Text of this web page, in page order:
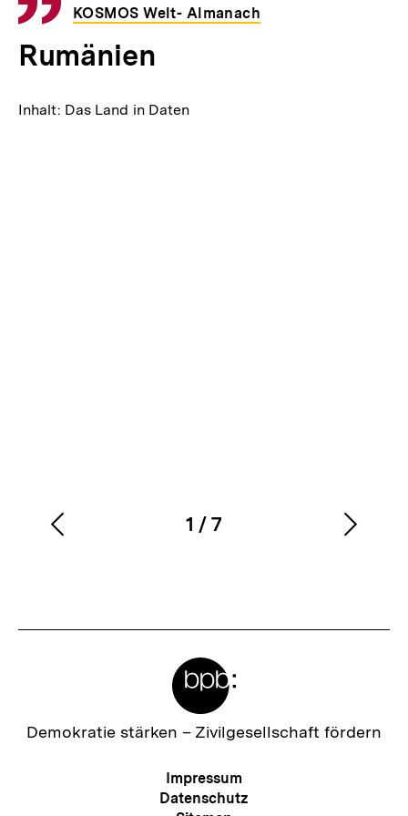
h
a
l
:
für
weitere
Inhalte
überspringenKOSMOS Welt- Almanach
Rumänien
Inhalt: Das Land in Daten
Karussellinhalt
1
von
/7
Vorherigen
Zur
Demokratie stärken – Zivilgesellschaft fördern
Meta-
Navigation
Impressum
Datenschutz